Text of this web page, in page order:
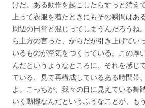
けだ。ある動作を起こしたらすっと消え
上って衣服を着たときにもその瞬間はあ
周辺の日常と混じってしまうんだろうね
ら土方の言った、からだが引き上げてい
いるものが空気をつくっている。この厚
んだというようなところに、それを感じ
ている、見て再構成しているある時間帯
よ。こっちが、我々の目に見えている舞
いく動機なんだというふうなことが、も